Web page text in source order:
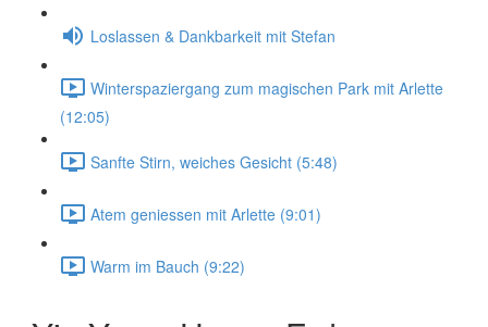
Loslassen & Dankbarkeit mit Stefan
Winterspaziergang zum magischen Park mit Arlette
(12:05)
Sanfte Stirn, weiches Gesicht (5:48)
Atem geniessen mit Arlette (9:01)
Warm im Bauch (9:22)